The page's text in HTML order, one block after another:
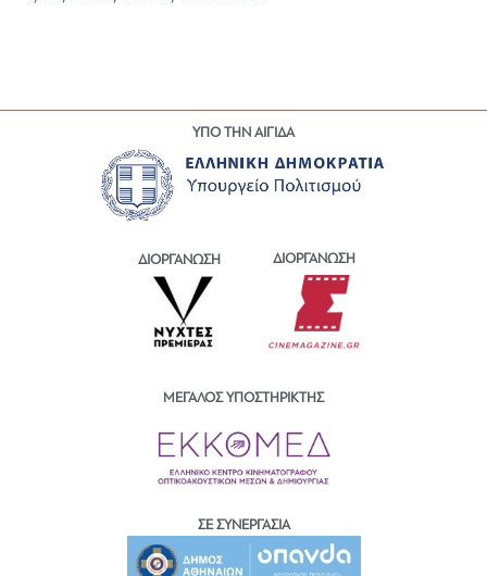
ΥΠΟ ΤΗΝ ΑΙΓΙΔΑ
ΔΙΟΡΓΑΝΩΣΗ ΔΙΟΡΓΑΝΩΣΗ
ΜΕΓΑΛΟΣ ΥΠΟΣΤΗΡΙΚΤΗΣ
ΣΕ ΣΥΝΕΡΓΑΣΙΑ